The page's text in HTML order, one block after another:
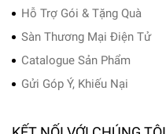
Hỗ Trợ Gói & Tặng Quà
Sàn Thương Mại Điện Tử
Catalogue Sản Phẩm
Gửi Góp Ý, Khiếu Nại